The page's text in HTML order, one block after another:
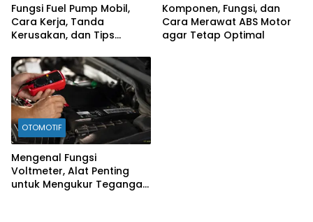
Fungsi Fuel Pump Mobil,
Cara Kerja, Tanda
Kerusakan, dan Tips
Komponen, Fungsi, dan
Cara Merawat ABS Motor
agar Tetap Optimal
OTOMOTIF
Mengenal Fungsi
Voltmeter, Alat Penting
untuk Mengukur Tegangan